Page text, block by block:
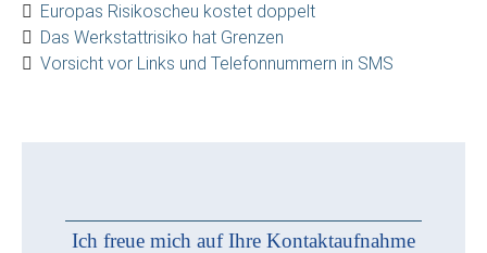
Europas Risikoscheu kostet doppelt
Das Werkstattrisiko hat Grenzen
Vorsicht vor Links und Telefonnummern in SMS
Ich freue mich auf Ihre Kontaktaufnahme